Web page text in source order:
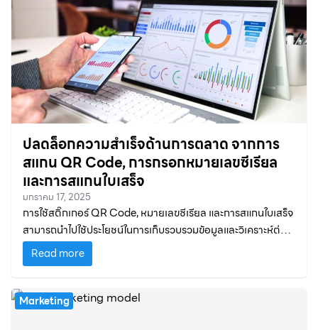
ปลดล็อกความสำเร็จด้านการตลาด จากการ
สแกน QR Code, การกรอกหมายเลขซีเรียล
และการสแกนใบเสร็จ
มกราคม 17, 2025
การใช้สติ๊กเกอร์ QR Code, หมายเลขซีเรียล และการสแกนใบเสร็จ
สามารถนำไปใช้ประโยชน์ในการเก็บรวบรวมข้อมูลและวิเคราะห์ต่อย
อดทางการตลาดได้
Read more
Marketing